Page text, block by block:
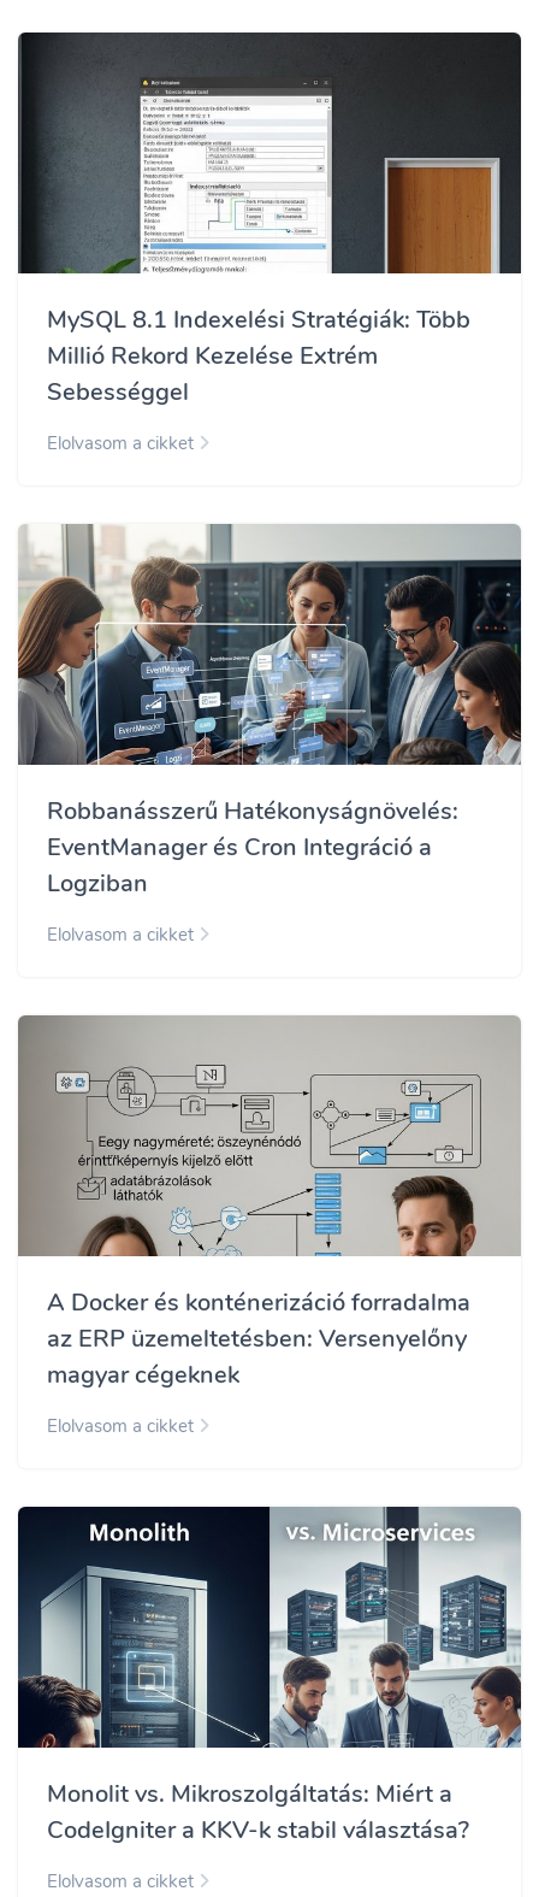
MySQL 8.1 Indexelési Stratégiák: Több
Millió Rekord Kezelése Extrém
Sebességgel
Elolvasom a cikket
Robbanásszerű Hatékonyságnövelés:
EventManager és Cron Integráció a
Logziban
Elolvasom a cikket
A Docker és konténerizáció forradalma
az ERP üzemeltetésben: Versenyelőny
magyar cégeknek
Elolvasom a cikket
Monolit vs. Mikroszolgáltatás: Miért a
CodeIgniter a KKV-k stabil választása?
Elolvasom a cikket